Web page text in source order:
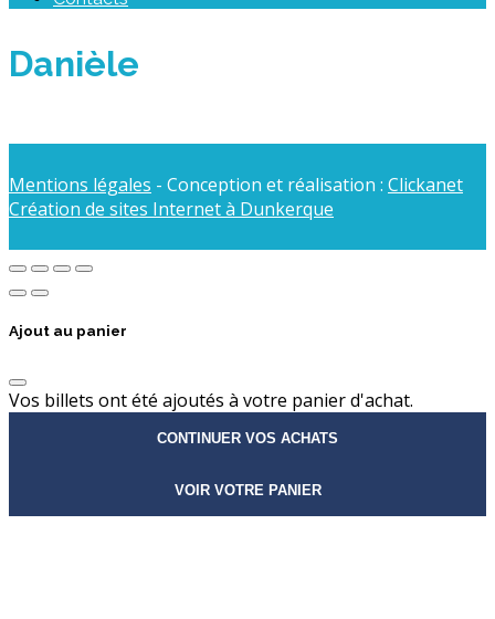
Danièle
Mentions légales - Conception et réalisation : Clickanet
Création de sites Internet à Dunkerque
Ajout au panier
Vos billets ont été ajoutés à votre panier d'achat.
CONTINUER VOS ACHATS
VOIR VOTRE PANIER